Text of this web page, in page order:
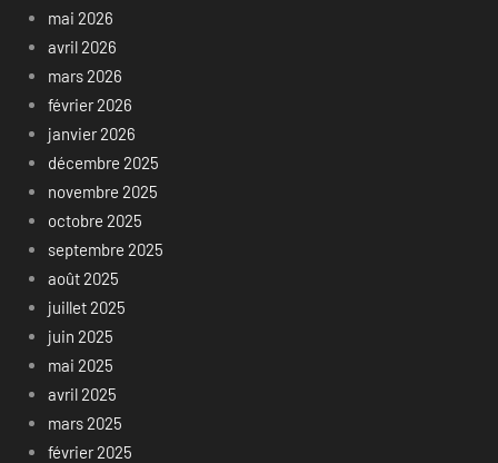
mai 2026
avril 2026
mars 2026
février 2026
janvier 2026
décembre 2025
novembre 2025
octobre 2025
septembre 2025
août 2025
juillet 2025
juin 2025
mai 2025
avril 2025
mars 2025
février 2025